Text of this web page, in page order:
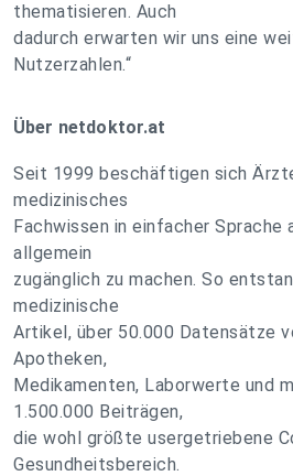
thematisieren. Auch
dadurch erwarten wir uns eine
Nutzerzahlen.“
Über netdoktor.at
Seit 1999 beschäftigen sich
medizinisches
Fachwissen in einfacher Sprache
allgemein
zugänglich zu machen. So
medizinische
Artikel, über 50.000 Datensätze
Apotheken,
Medikamenten, Laborwerte und
1.500.000 Beiträgen,
die wohl größte usergetriebene
Gesundheitsbereich.